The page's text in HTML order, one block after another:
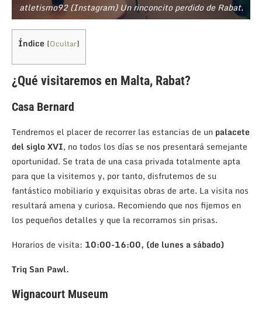
atletismo92 (Instagram) Un rinconcito perdido de Rabat.
Índice [Ocultar]
¿Qué visitaremos en Malta, Rabat?
Casa Bernard
Tendremos el placer de recorrer las estancias de un palacete
del siglo XVI, no todos los días se nos presentará semejante
oportunidad. Se trata de una casa privada totalmente apta
para que la visitemos y, por tanto, disfrutemos de su
fantástico mobiliario y exquisitas obras de arte. La visita nos
resultará amena y curiosa. Recomiendo que nos fijemos en
los pequeños detalles y que la recorramos sin prisas.
Horarios de visita: 10:00-16:00, (de lunes a sábado)
Triq San Pawl.
Wignacourt Museum